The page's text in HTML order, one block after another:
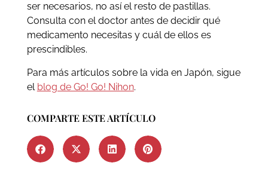
ser necesarios, no así el resto de pastillas.
Consulta con el doctor antes de decidir qué
medicamento necesitas y cuál de ellos es
prescindibles.
Para más artículos sobre la vida en Japón, sigue
el blog de Go! Go! Nihon.
COMPARTE ESTE ARTÍCULO